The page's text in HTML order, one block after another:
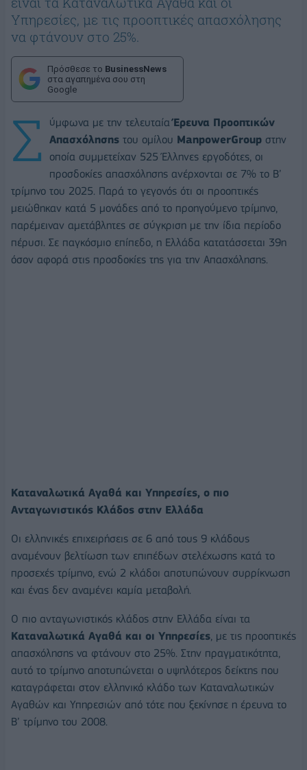
Υπηρεσίες, με τις προοπτικές απασχόλησης
να φτάνουν στο 25%.
Πρόσθεσε το BusinessNews
στα αγαπημένα σου στη
Google
Σ ύμφωνα με την τελευταίαΈρευνα Προοπτικών
Απασχόλησης του ομίλου ManpowerGroup στην
οποία συμμετείχαν 525 Έλληνες εργοδότες, οι
προσδοκίες απασχόλησης ανέρχονται σε 7% το Β’
τρίμηνο του 2025. Παρά το γεγονός ότι οι προοπτικές
μειώθηκαν κατά 5 μονάδες από το προηγούμενο τρίμηνο,
παρέμειναν αμετάβλητες σε σύγκριση με την ίδια περίοδο
πέρυσι. Σε παγκόσμιο επίπεδο, η Ελλάδα κατατάσσεται 39η
όσον αφορά στις προσδοκίες της για την Απασχόλησης.
Καταναλωτικά Αγαθά και Υπηρεσίες, ο πιο
Ανταγωνιστικός Κλάδος στην Ελλάδα
Οι ελληνικές επιχειρήσεις σε 6 από τους 9 κλάδους
αναμένουν βελτίωση των επιπέδων στελέχωσης κατά το
προσεχές τρίμηνο, ενώ 2 κλάδοι αποτυπώνουν συρρίκνωση
και ένας δεν αναμένει καμία μεταβολή.
Ο πιο ανταγωνιστικός κλάδος στην Ελλάδα είναι τα
Καταναλωτικά Αγαθά και οι Υπηρεσίες , με τις προοπτικές
απασχόλησης να φτάνουν στο 25%. Στην πραγματικότητα,
αυτό το τρίμηνο αποτυπώνεται ο υψηλότερος δείκτης που
καταγράφεται στον ελληνικό κλάδο των Καταναλωτικών
Αγαθών και Υπηρεσιών από τότε που ξεκίνησε η έρευνα το
Β’ τρίμηνο του 2008.